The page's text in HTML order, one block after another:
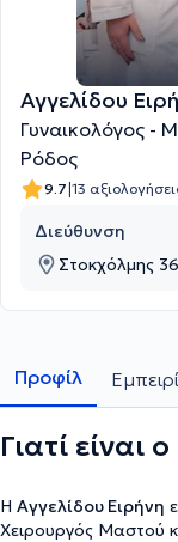
Αγγελίδου
Γυναικολόγος -
Ρόδος
9.7|13
Διεύθυνση
Στοκχόλμης
Προφίλ
Γιατί είναι
Η Αγγελίδου Ειρήνη
Χειρουργός Μαστού